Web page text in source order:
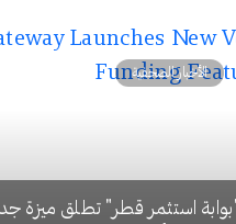
الأخبار الصحفية
استثمر قطر" تطلق ميزة